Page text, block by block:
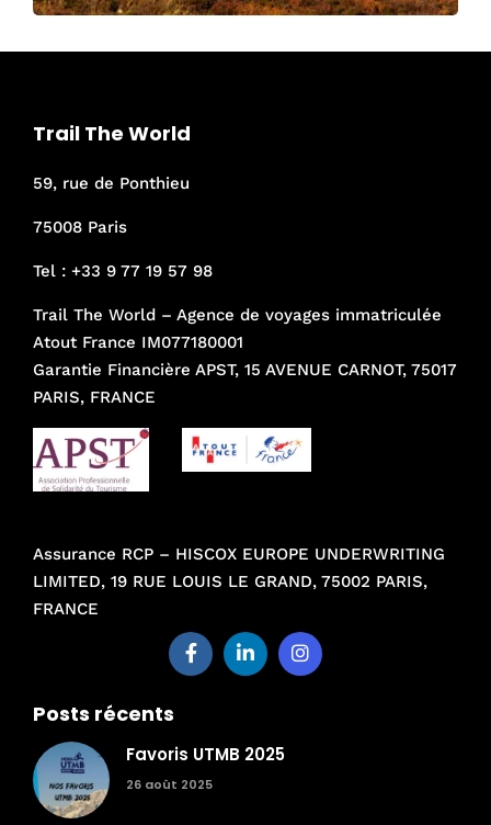
Trail The World
59, rue de Ponthieu
75008 Paris
Tel : +33 9 77 19 57 98
Trail The World – Agence de voyages immatriculée
Atout France IM077180001
Garantie Financière APST, 15 AVENUE CARNOT, 75017
PARIS, FRANCE
Assurance RCP – HISCOX EUROPE UNDERWRITING
LIMITED, 19 RUE LOUIS LE GRAND, 75002 PARIS,
FRANCE
Posts récents
Favoris UTMB 2025
26 août 2025